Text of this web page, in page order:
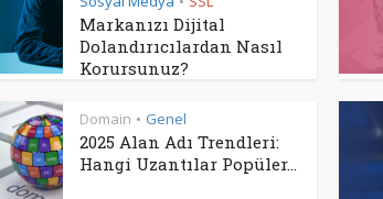
Markanızı Dijital
Dolandırıcılardan Nasıl
Korursunuz?
Domain • Genel
2025 Alan Adı Trendleri:
Hangi Uzantılar Popüler...